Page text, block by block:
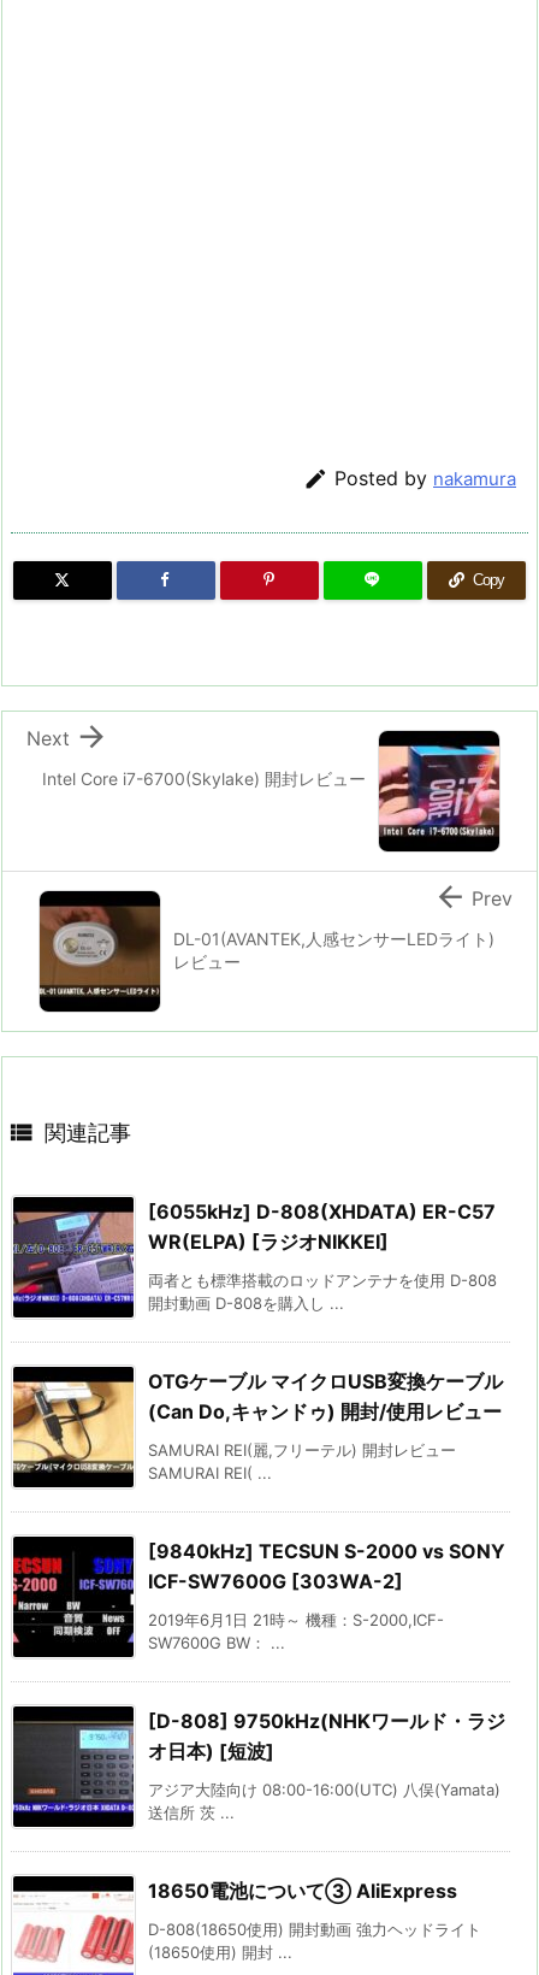
 Posted by nakamura
Copy
Intel Core i7-6700(Skylake) 開封レビュー

Next
DL-01(AVANTEK,人感センサーLEDライト)
レビュー
 Prev
 関連記事
[6055kHz] D-808(XHDATA) ER-C57
WR(ELPA) [ラジオNIKKEI]
両者とも標準搭載のロッドアンテナを使用 D-808
開封動画 D-808を購入し ...
OTGケーブル マイクロUSB変換ケーブル
(Can Do,キャンドゥ) 開封/使用レビュー
SAMURAI REI(麗,フリーテル) 開封レビュー
SAMURAI REI( ...
[9840kHz] TECSUN S-2000 vs SONY
ICF-SW7600G [303WA-2]
2019年6月1日 21時～ 機種：S-2000,ICF-
SW7600G BW： ...
[D-808] 9750kHz(NHKワールド・ラジ
オ日本) [短波]
アジア大陸向け 08:00-16:00(UTC) 八俣(Yamata)
送信所 茨 ...
18650電池について③ AliExpress
D-808(18650使用) 開封動画 強力ヘッドライト
(18650使用) 開封 ...